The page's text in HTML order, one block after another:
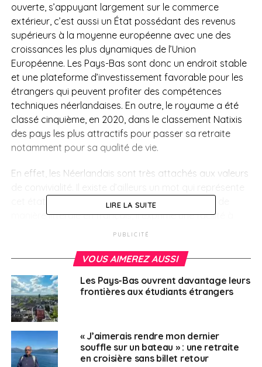
ouverte, s’appuyant largement sur le commerce
extérieur, c’est aussi un État possédant des revenus
supérieurs à la moyenne européenne avec une des
croissances les plus dynamiques de l’Union
Européenne. Les Pays-Bas sont donc un endroit stable
et une plateforme d’investissement favorable pour les
étrangers qui peuvent profiter des compétences
techniques néerlandaises. En outre, le royaume a été
classé cinquième, en 2020, dans le classement Natixis
des pays les plus attractifs pour passer sa retraite
notamment pour sa qualité de vie.
En effet, les Néerlandais sont très attachés aux valeurs
cet état d’esprit : le « Gezelligheid ». Intraduisible de
manière littérale en français, il exprime une facilité à
partager de bons moments simples avec des amis, sa
multiculturalité, avec notamment plus de 22 000
Enfin, le système de transport aux Pays-Bas est très
performant, notamment le réseau ferroviaire pour les
longs trajets. Pour les trajets quotidiens, les Pays-Bas
ne jouissent pas de leur réputation de « pays du vélo »
pour rien. En effet, il existe plus de bicyclettes que
LIRE LA SUITE
PUBLICITÉ
VOUS AIMEREZ AUSSI
Les Pays-Bas ouvrent davantage leurs
frontières aux étudiants étrangers
« J’aimerais rendre mon dernier
souffle sur un bateau » : une retraite
en croisière sans billet retour